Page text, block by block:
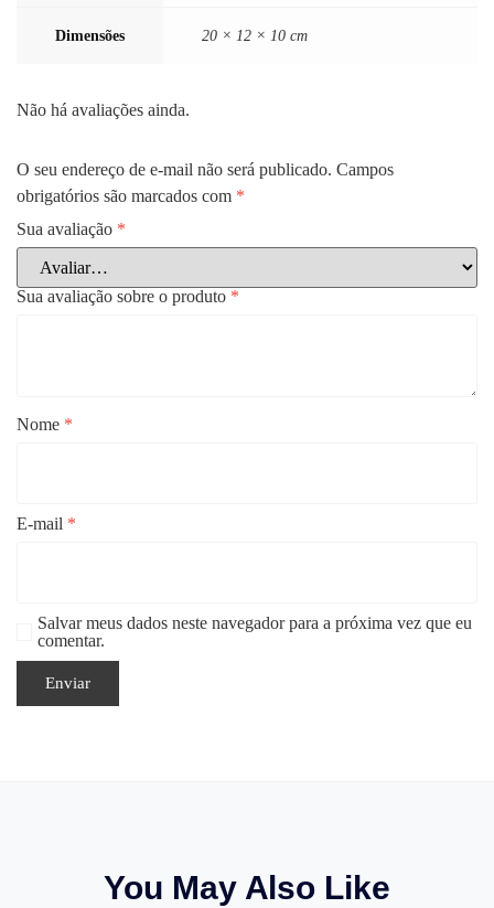
Dimensões 20 × 12 × 10 cm
Não há avaliações ainda.
O seu endereço de e-mail não será publicado. Campos
obrigatórios são marcados com *
Sua avaliação *
Sua avaliação sobre o produto *
Nome *
E-mail *
Salvar meus dados neste navegador para a próxima vez que eu
comentar.
You May Also Like